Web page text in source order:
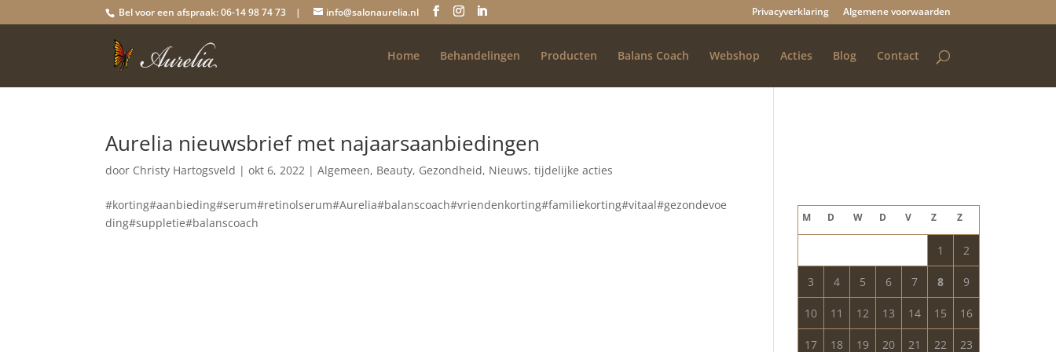
Bel voor een afspraak: 06-14 98 74 73 | info@salonaurelia.nl Privacyverklaring Algemene voorwaarden
Home Behandelingen Producten Balans Coach Webshop Acties Blog Contact
Aurelia nieuwsbrief met najaarsaanbiedingen
door Christy Hartogsveld |okt 6, 2022 |Algemeen, Beauty, Gezondheid, Nieuws,tijdelijke acties
#korting#aanbieding#serum#retinolserum#Aurelia#balanscoach#vriendenkorting#familiekorting#vitaal#gezondevoe
ding#suppletie#balanscoach
M D W D V Z Z
1 2
3 4 5 6 7 8 9
10 11 12 13 14 15 16
17 18 19 20 21 22 23